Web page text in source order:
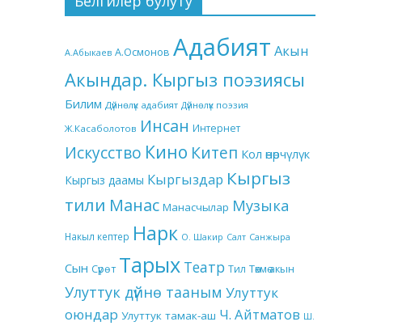
А.Абыкаев А.Осмонов Адабият Акын
Акындар. Кыргыз поэзиясы
Билим Дүйнөлүк адабият Дүйнөлүк поэзия
Ж.Касаболотов Инсан Интернет
Искусство Кино Китеп Кол өнөрчүлүк
Кыргыз даамы Кыргыздар Кыргыз
тили Манас Манасчылар Музыка
Накыл кептер Нарк О. Шакир Салт Санжыра
Сын Сүрөт Тарых Театр Тил Төкмө акын
Улуттук дүйнө тааным Улуттук
оюндар Улуттук тамак-аш Ч. Айтматов Ш.